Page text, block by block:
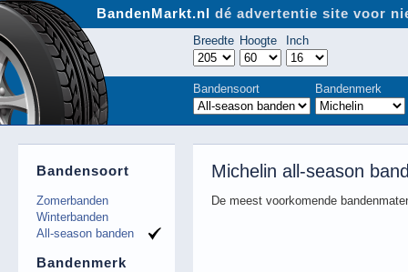
Michelin all-season
De meest voorkomende
Bandensoort
Zomerbanden
Winterbanden
All-season banden
Bandenmerk
BandenMarkt.nl dé advertentie site voor
Breedte Hoogte Inch
Bandensoort Bandenmerk